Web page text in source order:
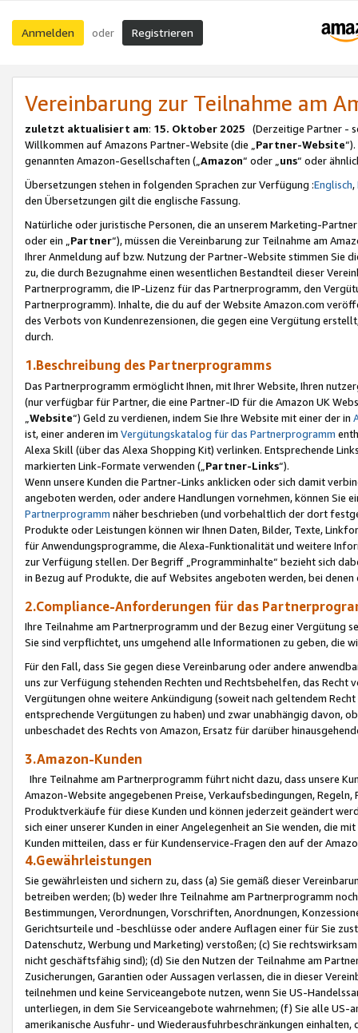
Anmelden oder Registrieren
Vereinbarung zur Teilnahme am
zuletzt aktualisiert am: 15. Oktober 2025 (Derzeitige Partner -
Willkommen auf Amazons Partner-Website (die „Partner-Website
genannten Amazon-Gesellschaften („Amazon“ oder „uns“ oder
Übersetzungen stehen in folgenden Sprachen zur Verfügung :Englisch,
den Übersetzungen gilt die englische Fassung.
Natürliche oder juristische Personen, die an unserem Marketing-
oder ein „Partner“), müssen die Vereinbarung zur Teilnahme am
Ihrer Anmeldung auf bzw. Nutzung der Partner-Website stimmen Sie
zu, die durch Bezugnahme einen wesentlichen Bestandteil dieser
Partnerprogramm, die IP-Lizenz für das Partnerprogramm, den
Partnerprogramm). Inhalte, die du auf der Website Amazon.com
des Verbots von Kundenrezensionen, die gegen eine Vergütung
durch.
1.Beschreibung des Partnerprogramms
Das Partnerprogramm ermöglicht Ihnen, mit Ihrer Website, Ihren
(nur verfügbar für Partner, die eine Partner-ID für die Amazon UK
Website“) Geld zu verdienen, indem Sie Ihre Website mit einer der in
ist, einer anderen im Vergütungskatalog für das Partnerprogramm
Alexa Skill (über das Alexa Shopping Kit) verlinken. Entsprechende
markierten Link-Formate verwenden („ Partner-Links“).
Wenn unsere Kunden die Partner-Links anklicken oder sich damit
angeboten werden, oder andere Handlungen vornehmen, können Sie
Partnerprogramm näher beschrieben (und vorbehaltlich der dort
Produkte oder Leistungen können wir Ihnen Daten, Bilder, Texte,
für Anwendungsprogramme, die Alexa-Funktionalität und weitere
zur Verfügung stellen. Der Begriff „Programminhalte“ bezieht sich
in Bezug auf Produkte, die auf Websites angeboten werden, bei
2.Compliance-Anforderungen für das
Ihre Teilnahme am Partnerprogramm und der Bezug einer Vergütung
Sie sind verpflichtet, uns umgehend alle Informationen zu geben, die
Für den Fall, dass Sie gegen diese Vereinbarung oder andere
uns zur Verfügung stehenden Rechten und Rechtsbehelfen, das
Vergütungen ohne weitere Ankündigung (soweit nach geltendem
entsprechende Vergütungen zu haben) und zwar unabhängig davon,
unbeschadet des Rechts von Amazon, Ersatz für darüber
3.Amazon-Kunden
Ihre Teilnahme am Partnerprogramm führt nicht dazu, dass unsere
Amazon-Website angegebenen Preise, Verkaufsbedingungen,
Produktverkäufe für diese Kunden und können jederzeit geändert
sich einer unserer Kunden in einer Angelegenheit an Sie wenden, die
Kunden mitteilen, dass er für Kundenservice-Fragen den auf der
4.Gewährleistungen
Sie gewährleisten und sichern zu, dass (a) Sie gemäß dieser
betreiben werden; (b) weder Ihre Teilnahme am Partnerprogramm
Bestimmungen, Verordnungen, Vorschriften, Anordnungen,
Gerichtsurteile und -beschlüsse oder andere Auflagen einer für Sie
Datenschutz, Werbung und Marketing) verstoßen; (c) Sie
nicht geschäftsfähig sind); (d) Sie den Nutzen der Teilnahme am
Zusicherungen, Garantien oder Aussagen verlassen, die in dieser
teilnehmen und keine Serviceangebote nutzen, wenn Sie US-
unterliegen, in dem Sie Serviceangebote wahrnehmen; (f) Sie alle
amerikanische Ausfuhr- und Wiederausfuhrbeschränkungen